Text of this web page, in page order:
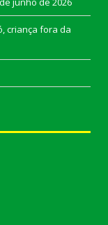
criança fora da